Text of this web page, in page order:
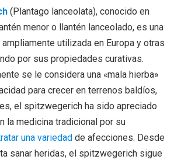
(Plantago lanceolata), conocido en
menor o llantén lanceolado, es una
utilizada en Europa y otras
por sus propiedades curativas.
se le considera una «mala hierba»
para crecer en terrenos baldíos,
el spitzwegerich ha sido apreciado
la medicina tradicional por su
una variedad de afecciones. Desde
sanar heridas, el spitzwegerich sigue